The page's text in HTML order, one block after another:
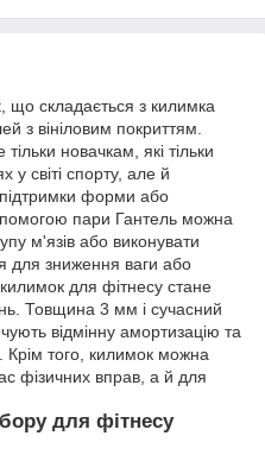
що складається з килимка
з вініловим покриттям.
новачкам, які тільки
у світі спорту, але й
форми або
пари Гантель можна
м'язів або виконувати
для зниження ваги або
для фітнесу стане
Товщина 3 мм і сучасний
відмінну амортизацію та
Крім того, килимок можна
фізичних вправ, а й для
для фітнесу